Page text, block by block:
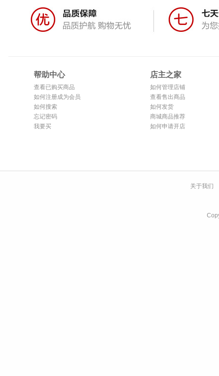
帮助中心
查看已购买商品
如何注册成为会员
如何搜索
忘记密码
我要买
店主之家
如何管理店铺
查看售出商品
如何发货
商城商品推荐
如何申请开店
关于我们